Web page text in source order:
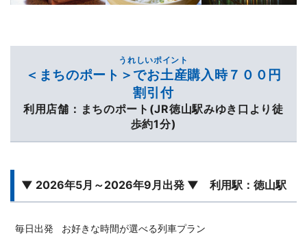
うれしいポイント
＜まちのポート＞でお土産購入時７００円
割引付
利用店舗：まちのポート(JR徳山駅みゆき口より徒
歩約1分)
▼ 2026年5月～2026年9月出発 ▼ 利用駅：徳山駅
毎日出発 お好きな時間が選べる列車プラン